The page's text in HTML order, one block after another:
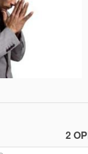
2